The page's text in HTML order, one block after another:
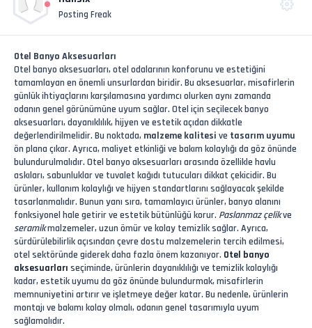
Posting Freak
Otel Banyo Aksesuarları
Otel banyo aksesuarları, otel odalarının konforunu ve estetiğini
tamamlayan en önemli unsurlardan biridir. Bu aksesuarlar, misafirlerin
günlük ihtiyaçlarını karşılamasına yardımcı olurken aynı zamanda
odanın genel görünümüne uyum sağlar. Otel için seçilecek banyo
aksesuarları, dayanıklılık, hijyen ve estetik açıdan dikkatle
değerlendirilmelidir. Bu noktada, malzeme kalitesi ve tasarım uyumu
ön plana çıkar. Ayrıca, maliyet etkinliği ve bakım kolaylığı da göz önünde
bulundurulmalıdır. Otel banyo aksesuarları arasında özellikle havlu
askıları, sabunluklar ve tuvalet kağıdı tutucuları dikkat çekicidir. Bu
ürünler, kullanım kolaylığı ve hijyen standartlarını sağlayacak şekilde
tasarlanmalıdır. Bunun yanı sıra, tamamlayıcı ürünler, banyo alanını
fonksiyonel hale getirir ve estetik bütünlüğü korur. Paslanmaz çelikve
seramikmalzemeler, uzun ömür ve kolay temizlik sağlar. Ayrıca,
sürdürülebilirlik açısından çevre dostu malzemelerin tercih edilmesi,
otel sektöründe giderek daha fazla önem kazanıyor. Otel banyo
aksesuarları seçiminde, ürünlerin dayanıklılığı ve temizlik kolaylığı
kadar, estetik uyumu da göz önünde bulundurmak, misafirlerin
memnuniyetini artırır ve işletmeye değer katar. Bu nedenle, ürünlerin
montajı ve bakımı kolay olmalı, odanın genel tasarımıyla uyum
sağlamalıdır.